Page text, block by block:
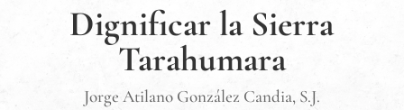
Dignificar la Sierra
Tarahumara
Jorge Atilano González Candia, S.J.